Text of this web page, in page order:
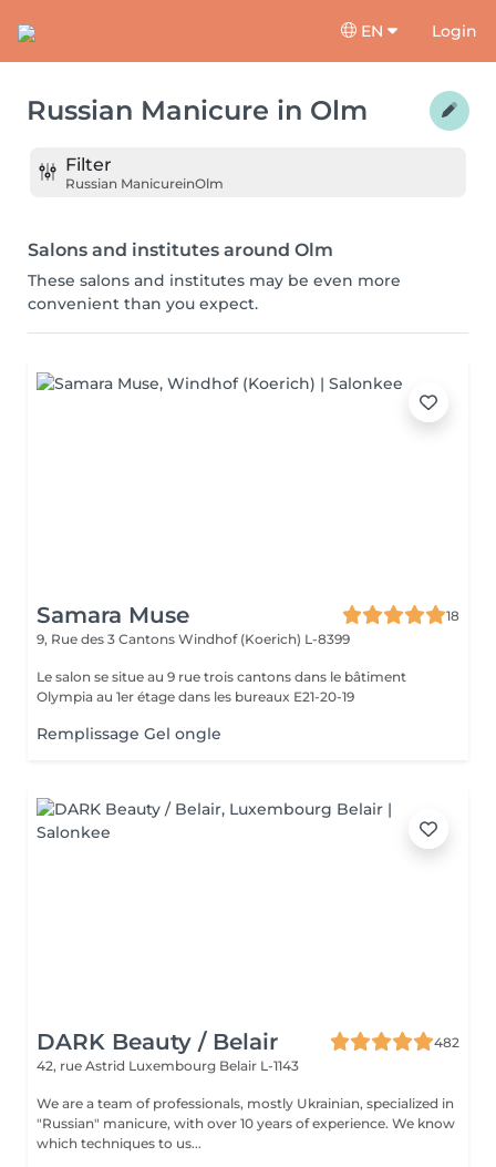
EN Login
Russian Manicure in Olm
Filter
Russian ManicureinOlm
Salons and institutes around Olm
These salons and institutes may be even more
convenient than you expect.
Samara Muse
18
9, Rue des 3 Cantons Windhof (Koerich) L-8399
Le salon se situe au 9 rue trois cantons dans le bâtiment
Olympia au 1er étage dans les bureaux E21-20-19
Remplissage Gel ongle
DARK Beauty / Belair
482
42, rue Astrid Luxembourg Belair L-1143
We are a team of professionals, mostly Ukrainian, specialized in
"Russian" manicure, with over 10 years of experience. We know
which techniques to us...